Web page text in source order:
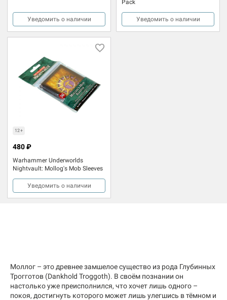
Уведомить о наличии
Pack
Уведомить о наличии
12+
Warhammer Underworlds
Nightvault: Mollog's Mob Sleeves
480 ₽
Уведомить о наличии
Моллог – это древнее замшелое существо из рода Глубинных
Трогготов (Dankhold Troggoth). В своём познании он
настолько уже преисполнился, что хочет лишь одного –
покоя, достигнуть которого может лишь улегшись в тёмном и